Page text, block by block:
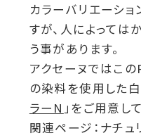
カラーバリエーショ
すが、人によっては
う事があります。
アクセーヌではこ
の染料を使用した
ラーN 」をご用意し
関連ページ：ナチ